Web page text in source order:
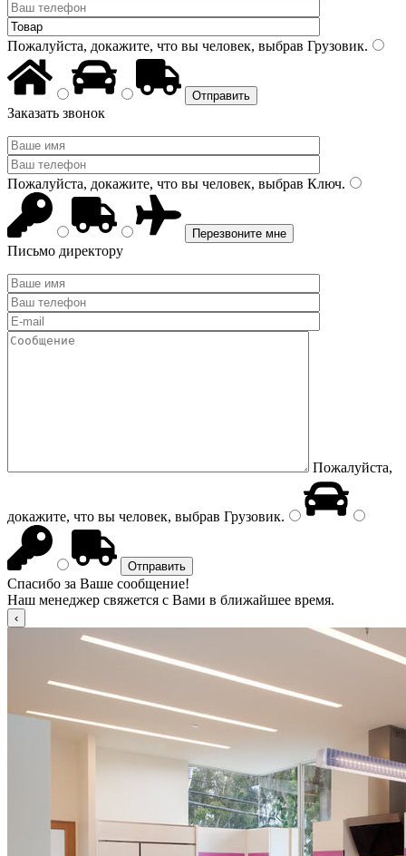
Пожалуйста, докажите, что вы человек, выбрав Грузовик.
Заказать звонок
Пожалуйста, докажите, что вы человек, выбрав Ключ.
Письмо директору
Пожалуйста,
докажите, что вы человек, выбрав Грузовик.
Спасибо за Ваше сообщение!
Наш менеджер свяжется с Вами в ближайшее время.